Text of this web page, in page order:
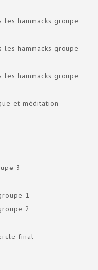
les hammacks groupe
les hammacks groupe
les hammacks groupe
et méditation
3
1
2
final